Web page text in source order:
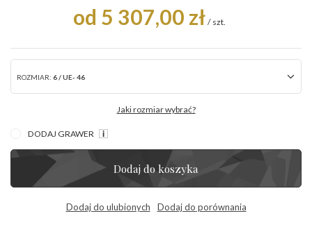
od 5 307,00 zł / szt.
ROZMIAR: 6 / UE- 46
Jaki rozmiar wybrać?
DODAJ GRAWER
Dodaj do koszyka
Dodaj do ulubionych Dodaj do porównania